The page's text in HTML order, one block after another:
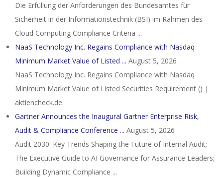
Die Erfüllung der Anforderungen des Bundesamtes für
Sicherheit in der Informationstechnik (BSI) im Rahmen des
Cloud Computing Compliance Criteria ...
NaaS Technology Inc. Regains Compliance with Nasdaq
Minimum Market Value of Listed ... August 5, 2026
NaaS Technology Inc. Regains Compliance with Nasdaq
Minimum Market Value of Listed Securities Requirement () |
aktiencheck.de.
Gartner Announces the Inaugural Gartner Enterprise Risk,
Audit & Compliance Conference ... August 5, 2026
Audit 2030: Key Trends Shaping the Future of Internal Audit;
The Executive Guide to AI Governance for Assurance Leaders;
Building Dynamic Compliance ...